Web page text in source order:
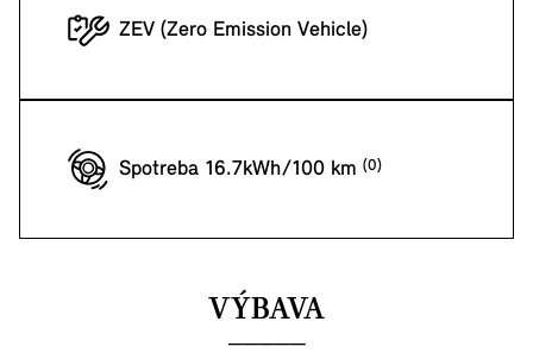
ZEV (Zero Emission Vehicle)
Spotreba 16.7kWh/100 km
VÝBAVA